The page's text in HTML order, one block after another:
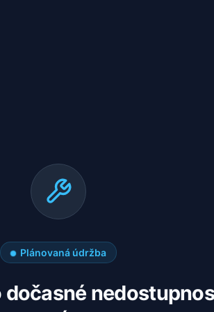
Plánovaná údržba
dočasné